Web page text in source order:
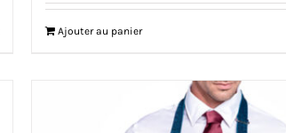
Ajouter au panier